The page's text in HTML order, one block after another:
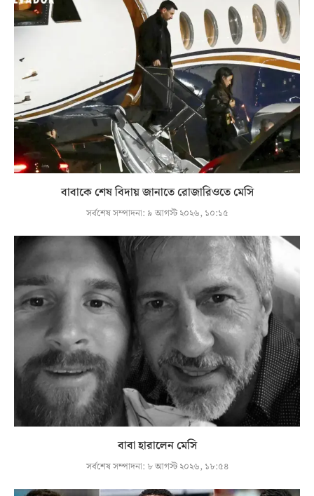
বাবাকে শেষ বিদায় জানাতে রোজারিওতে মেসি
সর্বশেষ সম্পাদনা: ৯ আগস্ট ২০২৬, ১০:১৫
বাবা হারালেন মেসি
সর্বশেষ সম্পাদনা: ৮ আগস্ট ২০২৬, ১৮:৫৪